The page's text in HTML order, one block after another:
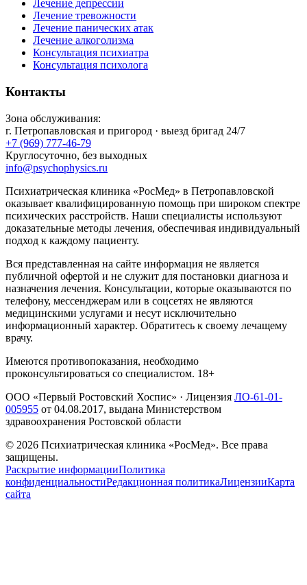
Лечение депрессии
Лечение тревожности
Лечение панических атак
Лечение алкоголизма
Консультация психиатра
Консультация психолога
Контакты
Зона обслуживания:
г. Петропавловская и пригород · выезд бригад 24/7
+7 (969) 777-46-79
Круглосуточно, без выходных
info@psychophysics.ru
Психиатрическая клиника «РосМед» в Петропавловской
оказывает квалифицированную помощь при широком спектре
психических расстройств. Наши специалисты используют
доказательные методы лечения, обеспечивая индивидуальный
подход к каждому пациенту.
Вся представленная на сайте информация не является
публичной офертой и не служит для постановки диагноза и
назначения лечения. Консультации, которые оказываются по
телефону, мессенджерам или в соцсетях не являются
медицинскими услугами и несут исключительно
информационный характер. Обратитесь к своему лечащему
врачу.
Имеются противопоказания, необходимо
проконсультироваться со специалистом. 18+
ООО «Первый Ростовский Хоспис» · Лицензия ЛО-61-01-
005955 от 04.08.2017, выдана Министерством
здравоохранения Ростовской области
© 2026 Психиатрическая клиника «РосМед». Все права
защищены.
Раскрытие информацииПолитика
конфиденциальностиРедакционная политикаЛицензииКарта
сайта